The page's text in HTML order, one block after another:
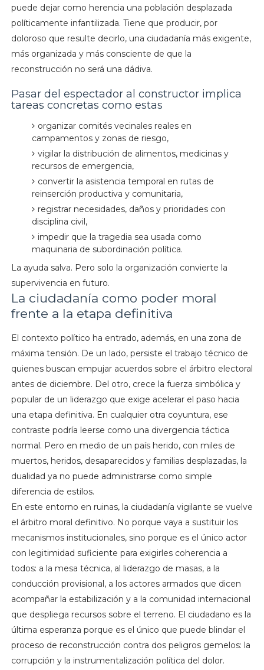
puede dejar como herencia una población desplazada
políticamente infantilizada. Tiene que producir, por
doloroso que resulte decirlo, una ciudadanía más exigente,
más organizada y más consciente de que la
reconstrucción no será una dádiva.
Pasar del espectador al constructor implica
tareas concretas como estas
organizar comités vecinales reales en
campamentos y zonas de riesgo,
vigilar la distribución de alimentos, medicinas y
recursos de emergencia,
convertir la asistencia temporal en rutas de
reinserción productiva y comunitaria,
registrar necesidades, daños y prioridades con
disciplina civil,
impedir que la tragedia sea usada como
maquinaria de subordinación política.
La ayuda salva. Pero solo la organización convierte la
supervivencia en futuro.
La ciudadanía como poder moral
frente a la etapa definitiva
El contexto político ha entrado, además, en una zona de
máxima tensión. De un lado, persiste el trabajo técnico de
quienes buscan empujar acuerdos sobre el árbitro electoral
antes de diciembre. Del otro, crece la fuerza simbólica y
popular de un liderazgo que exige acelerar el paso hacia
una etapa definitiva. En cualquier otra coyuntura, ese
contraste podría leerse como una divergencia táctica
normal. Pero en medio de un país herido, con miles de
muertos, heridos, desaparecidos y familias desplazadas, la
dualidad ya no puede administrarse como simple
diferencia de estilos.
En este entorno en ruinas, la ciudadanía vigilante se vuelve
el árbitro moral definitivo. No porque vaya a sustituir los
mecanismos institucionales, sino porque es el único actor
con legitimidad suficiente para exigirles coherencia a
todos: a la mesa técnica, al liderazgo de masas, a la
conducción provisional, a los actores armados que dicen
acompañar la estabilización y a la comunidad internacional
que despliega recursos sobre el terreno. El ciudadano es la
última esperanza porque es el único que puede blindar el
proceso de reconstrucción contra dos peligros gemelos: la
corrupción y la instrumentalización política del dolor.